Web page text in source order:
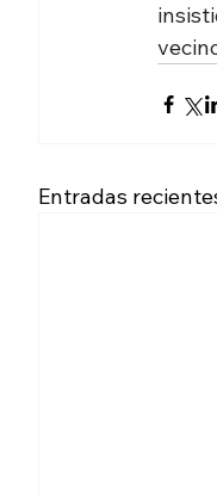
Entradas